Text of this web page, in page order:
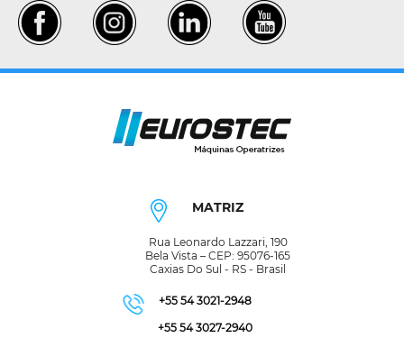
MATRIZ
Rua Leonardo Lazzari, 190
Bela Vista – CEP: 95076-165
Caxias Do Sul - RS - Brasil
+55 54 3021-2948
+55 54 3027-2940